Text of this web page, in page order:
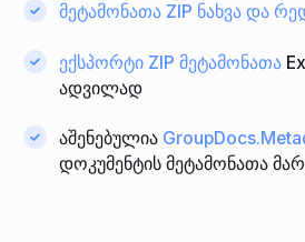
მეტამონათა ZIP ნახვა და
ექსპორტი ZIP მეტამონათა
ადვილად
აშენებულია
დოკუმენტის მეტამონათა